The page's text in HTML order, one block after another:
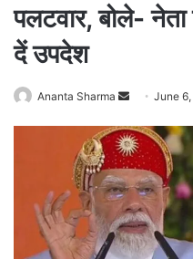
पलटवार, बोले-
दें उपदेश
Ananta Sharma
n
d
a
n
e
m
June